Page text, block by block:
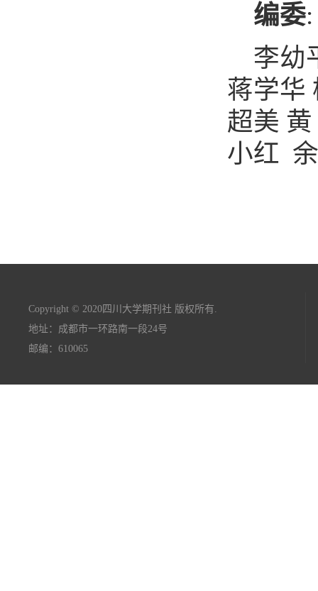
编委:
李幼
蒋学华
超美 黄
小红 余
Copyright © 2020四川大学期刊社 版权所有.
地址：成都市一环路南一段24号
邮编：610065